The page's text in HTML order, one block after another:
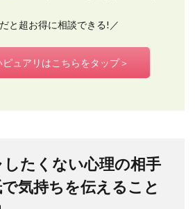
と超お得に相談できる!／
ピュアリはこちらをタップ＞
たくない心理の相手
気持ちを伝えること